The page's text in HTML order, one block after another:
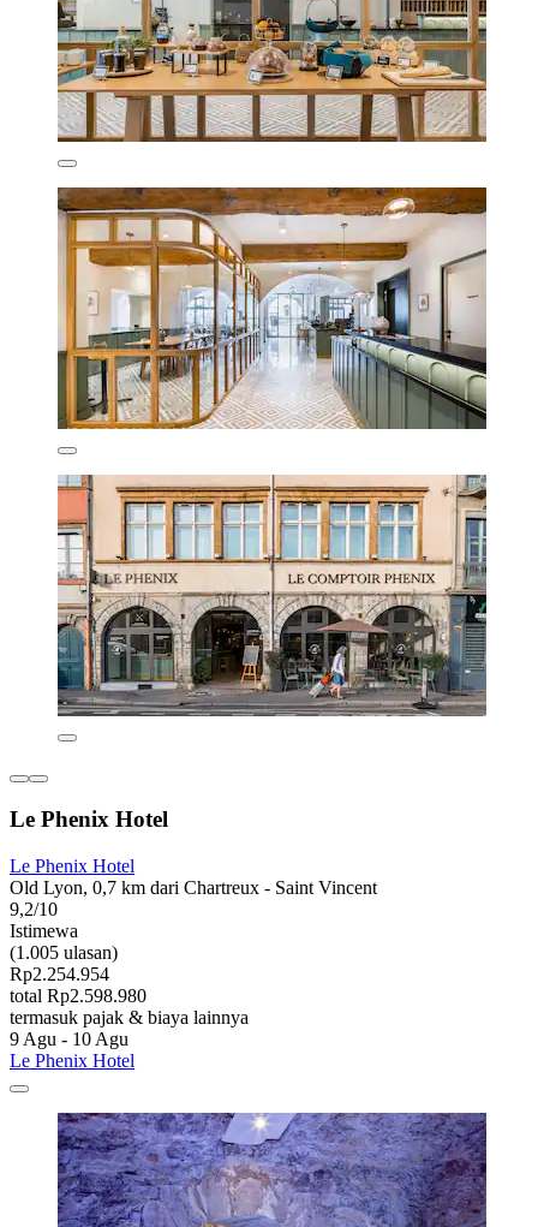
Le Phenix Hotel
Le Phenix Hotel
Old Lyon, 0,7 km dari Chartreux - Saint Vincent
9,2/10
Istimewa
(1.005 ulasan)
Rp2.254.954
total Rp2.598.980
termasuk pajak & biaya lainnya
9 Agu - 10 Agu
Le Phenix Hotel